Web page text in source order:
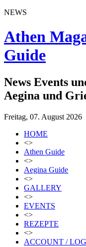
NEWS
Athen
Guide
News Events
Aegina und
Freitag, 07. August 2026
HOME
<>
Athen Guide
<>
Aegina Guide
<>
GALLERY
<>
EVENTS
<>
REZEPTE
<>
ACCOUNT /